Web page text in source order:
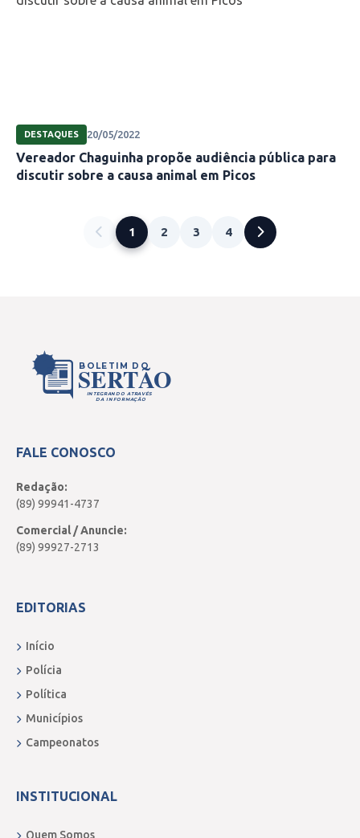
DESTAQUES 20/05/2022
Vereador Chaguinha propõe audiência pública para
discutir sobre a causa animal em Picos
1 2 3 4
BOLETIM DO
SERTÃO
INTEGRANDO ATRAVÉS
DA INFORMAÇÃO
FALE CONOSCO
Redação:
(89) 99941-4737
Comercial / Anuncie:
(89) 99927-2713
EDITORIAS
Início
Polícia
Política
Municípios
Campeonatos
INSTITUCIONAL
Quem Somos